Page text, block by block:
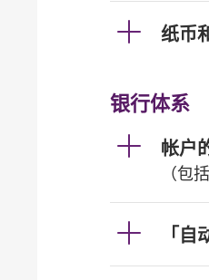
纸币
银行体系
帐户
（包
「